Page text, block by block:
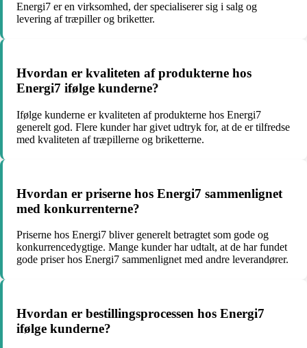
Energi7 er en virksomhed, der specialiserer sig i salg og
levering af træpiller og briketter.
Hvordan er kvaliteten af produkterne hos
Energi7 ifølge kunderne?
Ifølge kunderne er kvaliteten af produkterne hos Energi7
generelt god. Flere kunder har givet udtryk for, at de er tilfredse
med kvaliteten af træpillerne og briketterne.
Hvordan er priserne hos Energi7 sammenlignet
med konkurrenterne?
Priserne hos Energi7 bliver generelt betragtet som gode og
konkurrencedygtige. Mange kunder har udtalt, at de har fundet
gode priser hos Energi7 sammenlignet med andre leverandører.
Hvordan er bestillingsprocessen hos Energi7
ifølge kunderne?